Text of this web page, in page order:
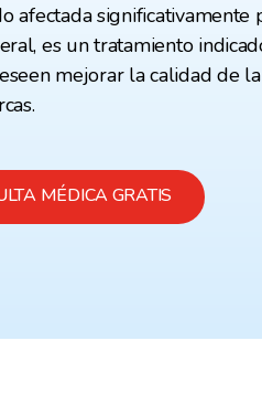
afectada significativamente
es un tratamiento
mejorar la calidad de
MÉDICA GRATIS